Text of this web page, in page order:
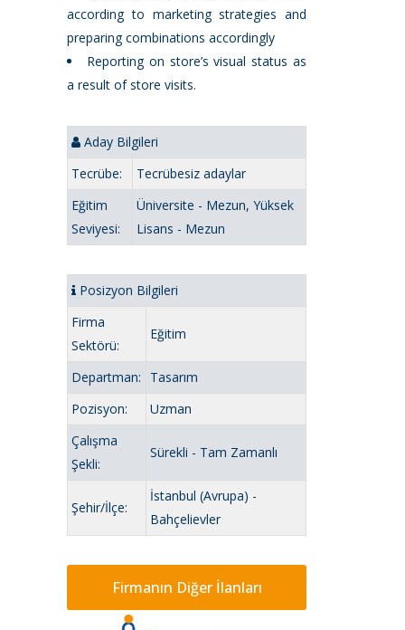
according to marketing strategies and
preparing combinations accordingly
Reporting on store’s visual status as
a result of store visits.
Aday Bilgileri
Tecrübe:
Tecrübesiz adaylar
Eğitim
Seviyesi:
Üniversite - Mezun, Yüksek
Lisans - Mezun
Posizyon Bilgileri
Firma
Sektörü:
Eğitim
Departman:
Tasarım
Pozisyon:
Uzman
Çalışma
Şekli:
Sürekli - Tam Zamanlı
Şehir/İlçe:
İstanbul (Avrupa) -
Bahçelievler
Firmanın Diğer İlanları